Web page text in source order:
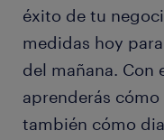
éxito de tu
medidas hoy
del mañana. Con
aprenderás
también cómo